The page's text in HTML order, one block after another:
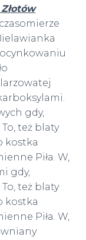
gdy,
też blaty
kostka
Piła. W,
gdy,
też blaty
kostka
Piła. W,